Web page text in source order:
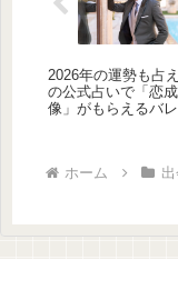
2026年の運勢も占
の公式占いで「恋
像」がもらえるバ
ホーム